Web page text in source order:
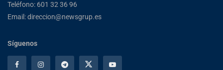
Teléfono: 601 32 36 96
Email: direccion@newsgrup.es
Síguenos